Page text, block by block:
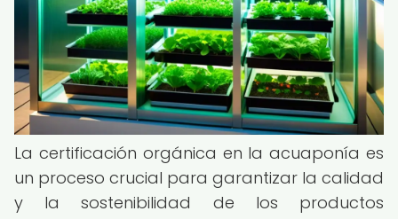
La certificación orgánica en la acuaponía es
un proceso crucial para garantizar la calidad
y la sostenibilidad de los productos